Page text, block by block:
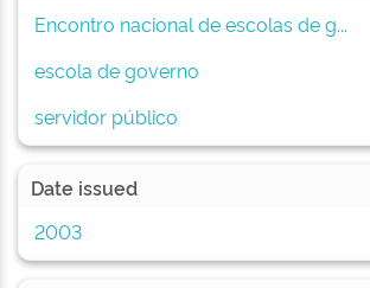
Encontro nacional de escolas de g...
escola de governo
servidor público
Date issued
2003